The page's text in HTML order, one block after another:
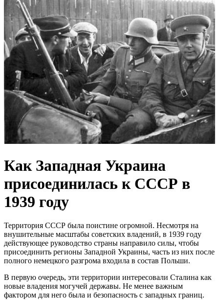
Как Западная Украина
присоединилась к СССР в
1939 году
Территория СССР была поистине огромной. Несмотря на
внушительные масштабы советских владений, в 1939 году
действующее руководство страны направило силы, чтобы
присоединить регионы Западной Украины, часть из них после
полного немецкого разгрома входила в состав Польши.
В первую очередь, эти территории интересовали Сталина как
новые владения могучей державы. Не менее важным
фактором для него была и безопасность с западных границ.